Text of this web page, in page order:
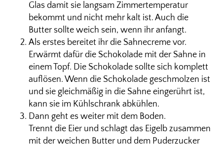
Glas damit sie langsam Zimmertemperatur
bekommt und nicht mehr kalt ist. Auch die
Butter sollte weich sein, wenn ihr anfangt.
Als erstes bereitet ihr die Sahnecreme vor.
Erwärmt dafür die Schokolade mit der Sahne in
einem Topf. Die Schokolade sollte sich komplett
auflösen. Wenn die Schokolade geschmolzen ist
und sie gleichmäßig in die Sahne eingerührt ist,
kann sie im Kühlschrank abkühlen.
Dann geht es weiter mit dem Boden.
Trennt die Eier und schlagt das Eigelb zusammen
mit der weichen Butter und dem Puderzucker